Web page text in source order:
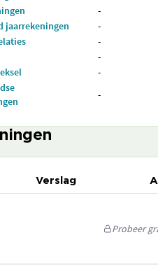
-
jaarrekeningen
-
-
-
-
-
Verslag
Probeer